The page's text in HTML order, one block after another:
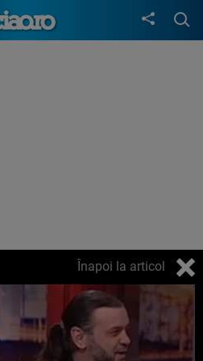
Înapoi la articol